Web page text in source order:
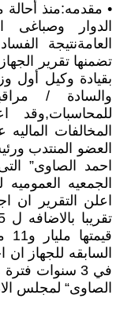
الدوار وصباغى
العامةنتيجة
تضمنها تقرير
بقيادة وكيل أول
والسادة /
للمحاسبات,وقد
المخالفات
العضو المنتدب
احمد الصاوى”
الجمعيه
في 3 سنوات
الصاوى“ لمجلس